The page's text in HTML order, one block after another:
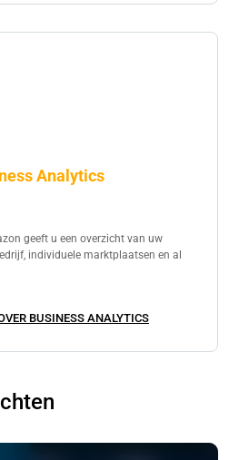
Analytics
geeft u een overzicht van uw
individuele marktplaatsen en al
BUSINESS ANALYTICS